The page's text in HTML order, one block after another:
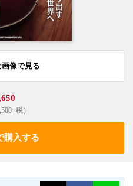
像で見る
税）
購入する